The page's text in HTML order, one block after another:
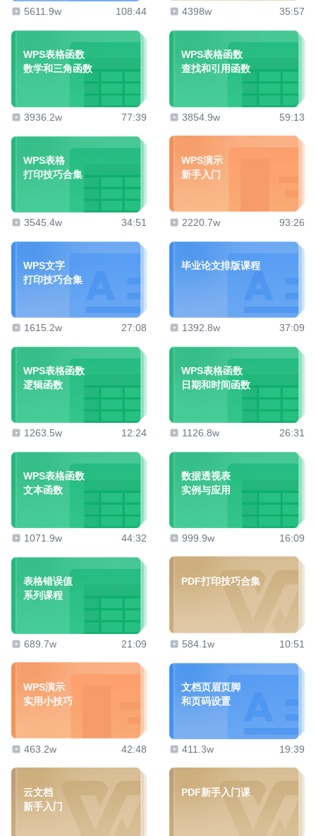
5611.9w 108:44 4398w 35:57
WPS表格函数
数学和三角函数
3936.2w 77:39
WPS表格函数
查找和引用函数
3854.9w 59:13
WPS表格
打印技巧合集
3545.4w 34:51
WPS演示
新手入门
2220.7w 93:26
WPS文字
打印技巧合集
1615.2w 27:08
毕业论文排版课程
1392.8w 37:09
WPS表格函数
逻辑函数
1263.5w 12:24
WPS表格函数
日期和时间函数
1126.8w 26:31
WPS表格函数
文本函数
1071.9w 44:32
数据透视表
实例与应用
999.9w 16:09
表格错误值
系列课程
689.7w 21:09
PDF打印技巧合集
584.1w 10:51
WPS演示
实用小技巧
463.2w 42:48
文档页眉页脚
和页码设置
411.3w 19:39
云文档
新手入门
PDF新手入门课